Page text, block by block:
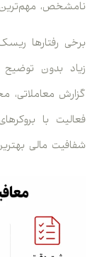
مهم‌ترین
رفتارها ریسک
بدون توضیح
معاملاتی،
با بروکرهای
مالی بهترین